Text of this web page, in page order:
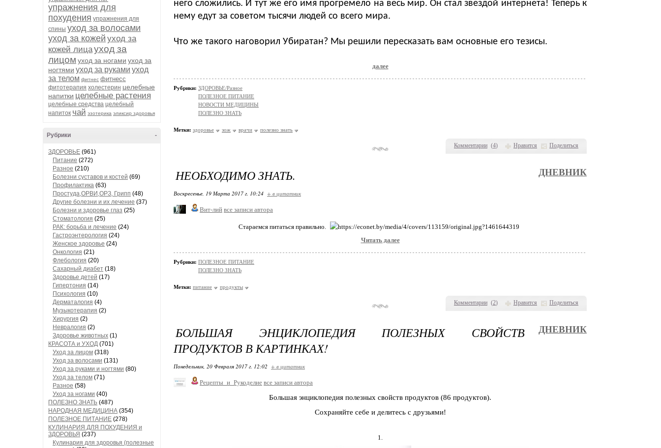
упражнения для
похудения упражнения для
спины уход за волосами
уход за кожей уход за
кожей лицауход за
лицом уход за ногами уход за
ногтями уход за руками уход
за телом фитнес фитнесс
фитотерапия холестерин целебные
напитки целебные растения
целебные средства целебный
напиток чай эзотерика эликсир здоровья
-
Рубрики
ЗДОРОВЬЕ (961)
Питание (272)
Разное (210)
Болезни суставов и костей (69)
Профилактика (63)
Простуда,ОРВИ,ОРЗ, Грипп (48)
Другие болезни и их лечение (37)
Болезни и здоровье глаз (25)
Стоматология (25)
РАК: борьба и лечение (24)
Гастроэнтерология (24)
Женское здоровье (24)
Онкология (21)
Флебология (20)
Сахарный диабет (18)
Здоровье детей (17)
Гипертония (14)
Психология (10)
Дерматалогия (4)
Музыкотерапия (2)
Хирургия (2)
Невралогия (2)
Здоровье животных (1)
КРАСОТА и УХОД (701)
Уход за лицом (318)
Уход за волосами (131)
Уход за руками и ногтями (80)
Уход за телом (71)
Разное (58)
Уход за ногами (40)
ПОЛЕЗНО ЗНАТЬ (487)
НАРОДНАЯ МЕДИЦИНА (354)
ПОЛЕЗНОЕ ПИТАНИЕ (278)
КУЛИНАРИЯ ДЛЯ ПОХУДЕНИЯ и
ЗДОРОВЬЯ (237)
Кулинария для здоровья (полезные
Комментарии (4) Нравится Поделиться
него сложились. И тут же его имя прогремело на весь мир. Он стал звездой интернета! Теперь к
нему едут за советом тысячи людей со всего мира.
Что же такого наговорил Убиратан? Мы решили пересказать вам основные его тезисы.
далее
Рубрики: ЗДОРОВЬЕ/Разное
ПОЛЕЗНОЕ ПИТАНИЕ
НОВОСТИ МЕДИЦИНЫ
ПОЛЕЗНО ЗНАТЬ
Метки: здоровье зож врачи полезно знать
Комментарии (2) Нравится Поделиться
НЕОБХОДИМО ЗНАТЬ. ДНЕВНИК
Воскресенье, 19 Марта 2017 г. 10:24 + в цитатник
Вит-лий все записи автора
Стараемся питаться правильно.
Читать далее
Рубрики: ПОЛЕЗНОЕ ПИТАНИЕ
ПОЛЕЗНО ЗНАТЬ
Метки: питание продукты
БОЛЬШАЯ ЭНЦИКЛОПЕДИЯ ПОЛЕЗНЫХ СВОЙСТВ
ПРОДУКТОВ В КАРТИНКАХ!
ДНЕВНИК
Понедельник, 20 Февраля 2017 г. 12:02 + в цитатник
Рецепты_и_Рукоделие все записи автора
Большая энциклопедия полезных свойств продуктов (86 продуктов).
Сохраняйте себе и делитесь с друзьями!
1.